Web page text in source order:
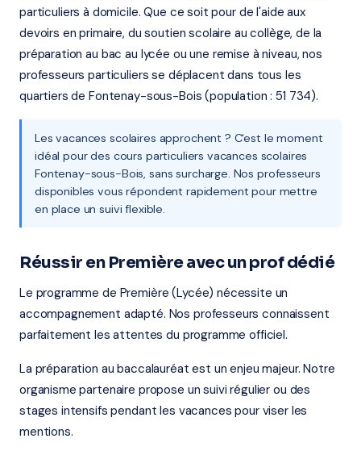
particuliers à domicile. Que ce soit pour de l'aide aux
devoirs en primaire, du soutien scolaire au collège, de la
préparation au bac au lycée ou une remise à niveau, nos
professeurs particuliers se déplacent dans tous les
quartiers de Fontenay-sous-Bois (population : 51 734).
Les vacances scolaires approchent ? C'est le moment
idéal pour des cours particuliers vacances scolaires
Fontenay-sous-Bois, sans surcharge. Nos professeurs
disponibles vous répondent rapidement pour mettre
en place un suivi flexible.
Réussir en Première avec un prof dédié
Le programme de Première (Lycée) nécessite un
accompagnement adapté. Nos professeurs connaissent
parfaitement les attentes du programme officiel.
La préparation au baccalauréat est un enjeu majeur. Notre
organisme partenaire propose un suivi régulier ou des
stages intensifs pendant les vacances pour viser les
mentions.